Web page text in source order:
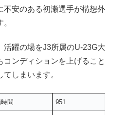
不安のある初瀬選手が構想外
躍の場をJ3所属のU-23G大
ンディションを上げること
しまいます。
間 951